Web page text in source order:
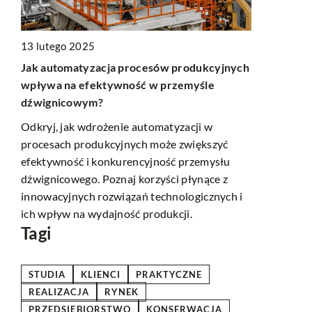
13 lutego 2025
Jak automatyzacja procesów produkcyjnych
wpływa na efektywność w przemyśle
dźwignicowym?
Odkryj, jak wdrożenie automatyzacji w
procesach produkcyjnych może zwiększyć
efektywność i konkurencyjność przemysłu
dźwignicowego. Poznaj korzyści płynące z
innowacyjnych rozwiązań technologicznych i
ich wpływ na wydajność produkcji.
Tagi
STUDIA KLIENCI
PRAKTYCZNE
REALIZACJA
RYNEK
PRZEDSIĘBIORSTWO
KONSERWACJA